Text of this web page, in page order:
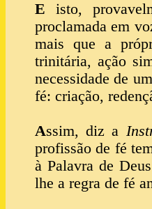
E isto,
proclamada em
mais que a
trinitária, ação
necessidade de
fé: criação,
Assim, diz a
profissão de fé
à Palavra de
lhe a regra de fé